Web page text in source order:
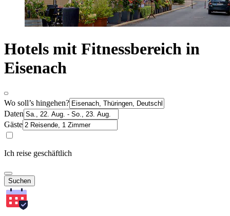
Hotels mit Fitnessbereich in
Eisenach
Wo soll’s hingehen?
Daten
Gäste
Ich reise geschäftlich
Suchen